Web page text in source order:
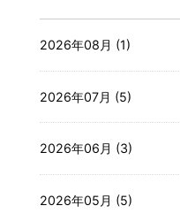
2026年08月 (1)
2026年07月 (5)
2026年06月 (3)
2026年05月 (5)